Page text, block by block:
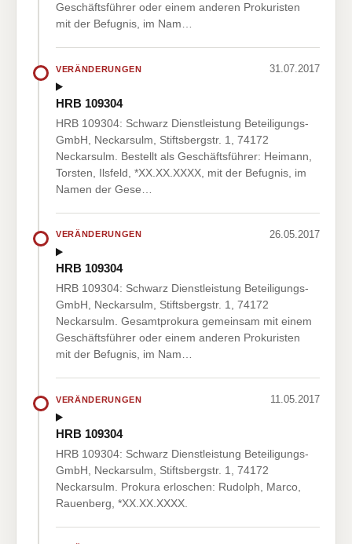
Geschäftsführer oder einem anderen Prokuristen
mit der Befugnis, im Nam…
VERÄNDERUNGEN 31.07.2017
HRB 109304
HRB 109304: Schwarz Dienstleistung Beteiligungs-
GmbH, Neckarsulm, Stiftsbergstr. 1, 74172
Neckarsulm. Bestellt als Geschäftsführer: Heimann,
Torsten, Ilsfeld, *XX.XX.XXXX, mit der Befugnis, im
Namen der Gese…
VERÄNDERUNGEN 26.05.2017
HRB 109304
HRB 109304: Schwarz Dienstleistung Beteiligungs-
GmbH, Neckarsulm, Stiftsbergstr. 1, 74172
Neckarsulm. Gesamtprokura gemeinsam mit einem
Geschäftsführer oder einem anderen Prokuristen
mit der Befugnis, im Nam…
VERÄNDERUNGEN 11.05.2017
HRB 109304
HRB 109304: Schwarz Dienstleistung Beteiligungs-
GmbH, Neckarsulm, Stiftsbergstr. 1, 74172
Neckarsulm. Prokura erloschen: Rudolph, Marco,
Rauenberg, *XX.XX.XXXX.